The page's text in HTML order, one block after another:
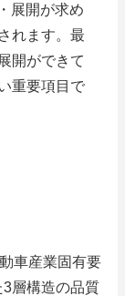
展開が求め
れます。最
開ができて
重要項目で
車産業固有要
層構造の品質